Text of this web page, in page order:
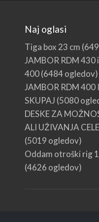
Naj oglasi
Tiga box 23 cm
JAMBOR RDM 430
400(6484 ogledov)
JAMBOR RDM 400
SKUPAJ (5080
DESKE ZA
ALI UŽIVANJA
(5019 ogledov)
Oddam otroški rig
(4626 ogledov)